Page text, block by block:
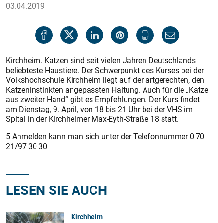
03.04.2019
Kirchheim. Katzen sind seit vielen Jahren Deutschlands
beliebteste Haustiere. Der Schwerpunkt des Kurses bei der
Volkshochschule Kirchheim liegt auf der artgerechten, den
Katzeninstinkten angepassten Haltung. Auch für die „Katze
aus zweiter Hand“ gibt es Empfehlungen. Der Kurs findet
am Dienstag, 9. April, von 18 bis 21 Uhr bei der VHS im
Spital in der Kirchheimer Max-Eyth-Straße 18 statt.
5 Anmelden kann man sich unter der Telefonnummer 0 70
21/97 30 30
LESEN SIE AUCH
Kirchheim